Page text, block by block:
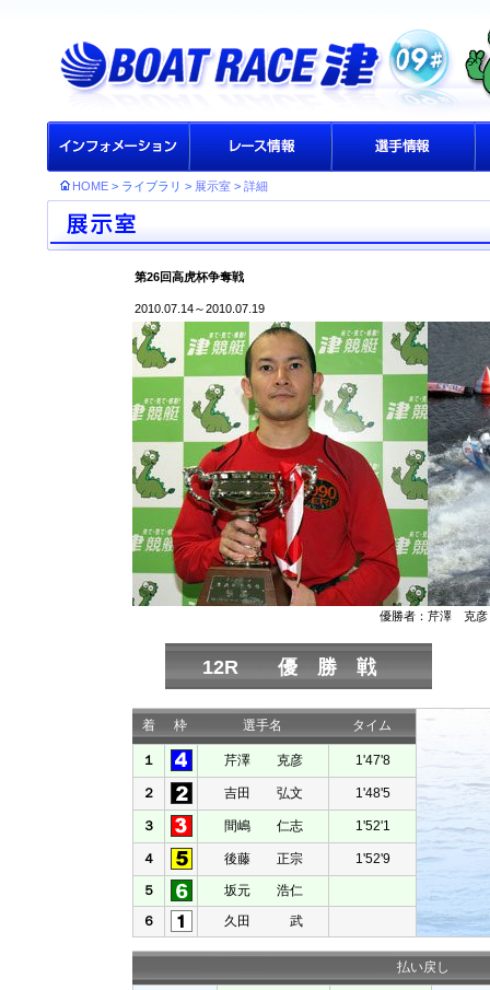
HOME > ライブラリ > 展示室 > 詳細
第26回高虎杯争奪戦
2010.07.14～2010.07.19
優勝者：芹澤 克彦
12R 優 勝 戦
着 枠 選手名 タイム
１ 芹澤 克彦 1'47'8
２ 吉田 弘文 1'48'5
３ 間嶋 仁志 1'52'1
４ 後藤 正宗 1'52'9
５
坂元 浩仁
６
久田 武
払い戻し